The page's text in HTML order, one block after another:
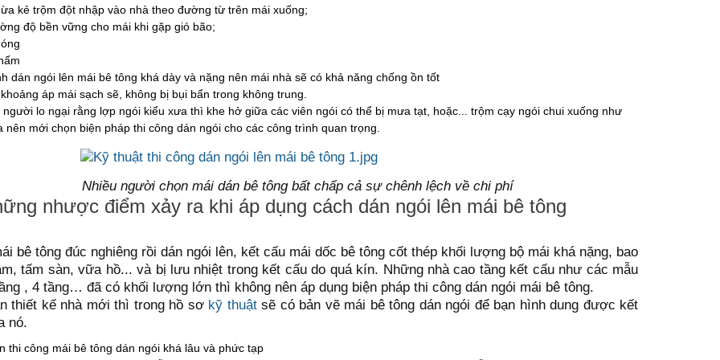
kẻ trộm đột nhập vào nhà theo đường từ trên mái xuống;
độ bền vững cho mái khi gặp gió bão;
dán ngói lên mái bê tông khá dày và nặng nên mái nhà sẽ có khả năng chống ồn tốt
áp mái sạch sẽ, không bị bụi bẩn trong không trung.
người lo ngại rằng lợp ngói kiểu xưa thì khe hở giữa các viên ngói có thể bị mưa tạt, hoặc... trộm cạy ngói chui xuống như
nên mới chọn biện pháp thi công dán ngói cho các công trình quan trọng.
Nhiều người chọn mái dán bê tông bất chấp cả sự chênh lệch về chi phí
nhược điểm xảy ra khi áp dụng cách dán ngói lên mái bê tông
bê tông đúc nghiêng rồi dán ngói lên, kết cấu mái dốc bê tông cốt thép khối lượng bộ mái khá nặng, bao
tấm sàn, vữa hồ... và bị lưu nhiệt trong kết cấu do quá kín. Những nhà cao tầng kết cấu như các mẫu
, 4 tầng… đã có khối lượng lớn thì không nên áp dụng biện pháp thi công dán ngói mái bê tông.
thiết kế nhà mới thì trong hồ sơ kỹ thuậtsẽ có bản vẽ mái bê tông dán ngói để bạn hình dung được kết
nó.
thi công mái bê tông dán ngói khá lâu và phức tạp